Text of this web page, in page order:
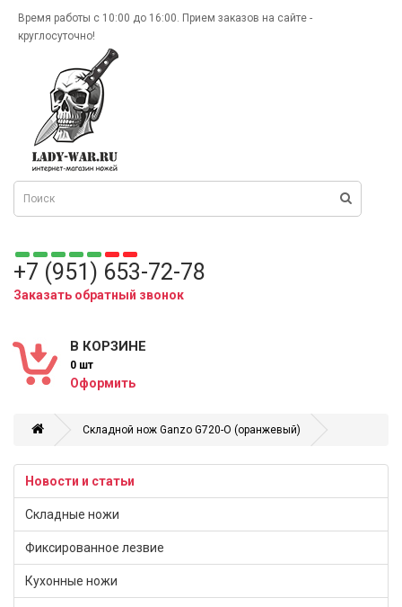
Время работы с 10:00 до 16:00. Прием заказов на сайте -
круглосуточно!
+7 (951) 653-72-78
Заказать обратный звонок
В КОРЗИНЕ
0 шт
Оформить
Складной нож Ganzo G720-O (оранжевый)
Новости и статьи
Складные ножи
Фиксированное лезвие
Кухонные ножи